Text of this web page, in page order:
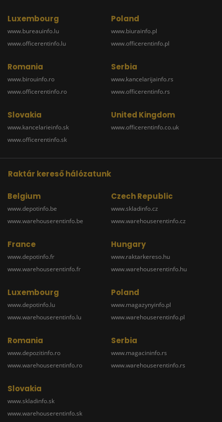
Luxembourg
www.bureauinfo.lu
www.officerentinfo.lu
Poland
www.biurainfo.pl
www.officerentinfo.pl
Romania
www.birouinfo.ro
www.officerentinfo.ro
Serbia
www.kancelarijainfo.rs
www.officerentinfo.rs
Slovakia
www.kancelarieinfo.sk
www.officerentinfo.sk
United Kingdom
www.officerentinfo.co.uk
Raktár kereső hálózatunk
Belgium
www.depotinfo.be
www.warehouserentinfo.be
Czech Republic
www.skladinfo.cz
www.warehouserentinfo.cz
France
www.depotinfo.fr
www.warehouserentinfo.fr
Hungary
www.raktarkereso.hu
www.warehouserentinfo.hu
Luxembourg
www.depotinfo.lu
www.warehouserentinfo.lu
Poland
www.magazynyinfo.pl
www.warehouserentinfo.pl
Romania
www.depozitinfo.ro
www.warehouserentinfo.ro
Serbia
www.magacininfo.rs
www.warehouserentinfo.rs
Slovakia
www.skladinfo.sk
www.warehouserentinfo.sk